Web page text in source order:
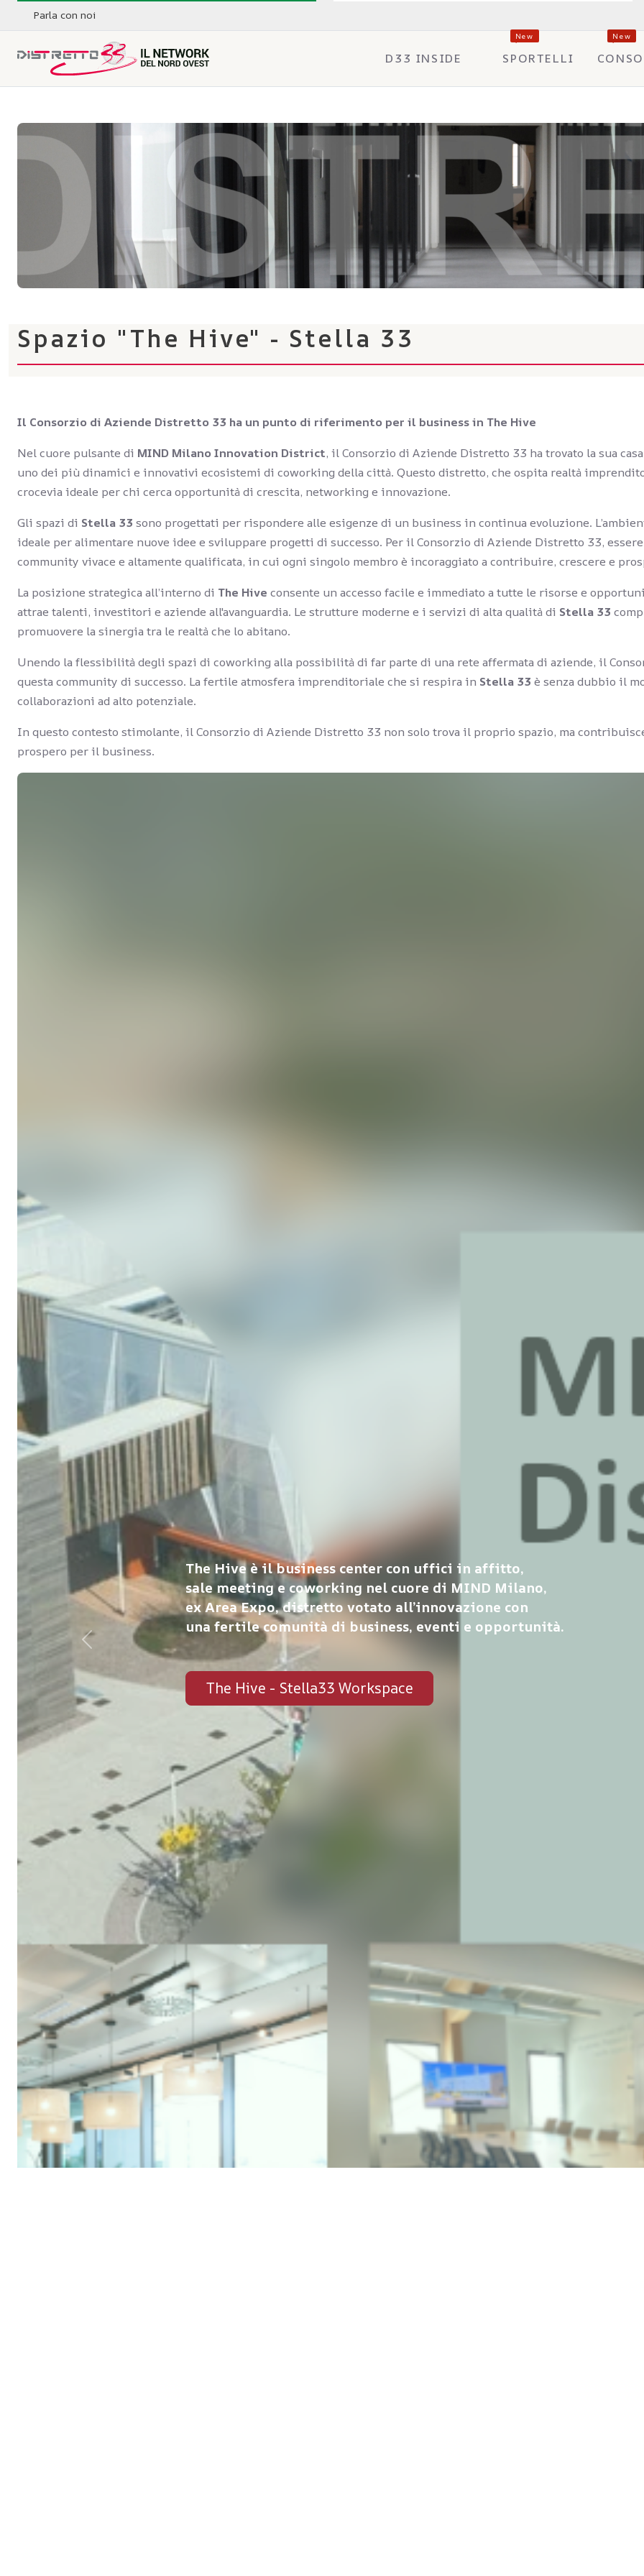
Parla con noi
D33 INSIDE SPORTELLI
New New
Spazio "The Hive" - Stella 33
Il Consorzio di Aziende Distretto 33 ha un punto di riferimento per il business in The Hive
Nel cuore pulsante di MIND Milano Innovation District, il Consorzio di Aziende Distretto 33 ha trovato la sua
uno dei più dinamici e innovativi ecosistemi di coworking della città. Questo distretto, che ospita realtà
crocevia ideale per chi cerca opportunità di crescita, networking e innovazione.
Gli spazi di Stella 33 sono progettati per rispondere alle esigenze di un business in continua evoluzione.
ideale per alimentare nuove idee e sviluppare progetti di successo. Per il Consorzio di Aziende Distretto 33,
community vivace e altamente qualificata, in cui ogni singolo membro è incoraggiato a contribuire, crescere e
La posizione strategica all’interno di The Hive consente un accesso facile e immediato a tutte le risorse e
attrae talenti, investitori e aziende all'avanguardia. Le strutture moderne e i servizi di alta qualità di Stella 33
promuovere la sinergia tra le realtà che lo abitano.
Unendo la flessibilità degli spazi di coworking alla possibilità di far parte di una rete affermata di aziende, il
questa community di successo. La fertile atmosfera imprenditoriale che si respira in Stella 33 è senza dubbio il
collaborazioni ad alto potenziale.
In questo contesto stimolante, il Consorzio di Aziende Distretto 33 non solo trova il proprio spazio, ma
prospero per il business.
The Hive è il business center con uffici in affitto,
sale meeting e coworking nel cuore di MIND Milano,
ex Area Expo, distretto votato all’innovazione con
una fertile comunità di business, eventi e opportunità.
The Hive - Stella33 Workspace
Previous